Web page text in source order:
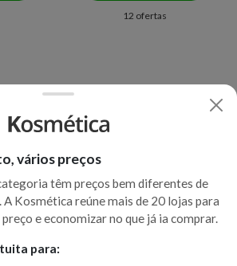
12 ofertas
(17%) Economize R$ 117,43 (44%)
vários preços
têm preços bem diferentes de
Kosmética reúne mais de 20 lojas para
e economizar no que já ia comprar.
para: